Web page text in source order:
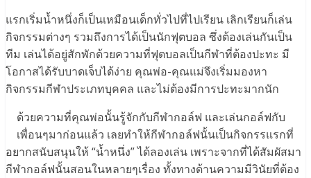
แรกเริ่มน้ำหนึ่งก็เป็นเหมือนเด็กทั่วไปที่ไปเรียน เลิกเรียนก็เล่น
กิจกรรมต่างๆ รวมถึงการได้เป็นนักฟุตบอล ซึ่งต้องเล่นกันเป็น
ทีม เล่นได้อยู่สักพักด้วยความที่ฟุตบอลเป็นกีฬาที่ต้องปะทะ มี
โอกาสได้รับบาดเจ็บได้ง่าย คุณพ่อ-คุณแม่จึงเริ่มมองหา
กิจกรรมกีฬาประเภทบุคคล และไม่ต้องมีการปะทะมากนัก
ด้วยความที่คุณพ่อนั้นรู้จักกับกีฬากอล์ฟ และเล่นกอล์ฟกับ
เพื่อนๆมาก่อนแล้ว เลยทำให้กีฬากอล์ฟนั้นเป็นกิจกรรแรกที่
อยากสนับสนุนให้ “น้ำหนึ่ง” ได้ลองเล่น เพราะจากที่ได้สัมผัสมา
กีฬากอล์ฟนั้นสอนในหลายๆเรื่อง ทั้งทางด้านความมีวินัยที่ต้อง